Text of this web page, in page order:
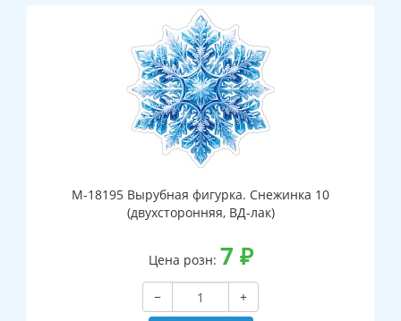
М-18195 Вырубная фигурка. Снежинка 10
(двухсторонняя, ВД-лак)
Цена розн: 7 ₽
−
+